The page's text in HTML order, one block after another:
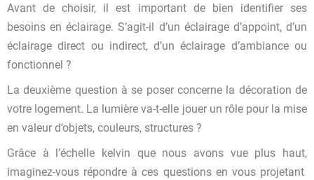
Avant de choisir, il est important de bien identifier ses
besoins en éclairage. S’agit-il d’un éclairage d’appoint, d’un
éclairage direct ou indirect, d’un éclairage d’ambiance ou
fonctionnel ?
La deuxième question à se poser concerne la décoration de
votre logement. La lumière va-t-elle jouer un rôle pour la mise
en valeur d’objets, couleurs, structures ?
Grâce à l’échelle kelvin que nous avons vue plus haut,
imaginez-vous répondre à ces questions en vous projetant